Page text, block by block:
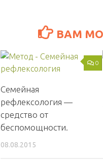
ВАМ
0
Семейная
рефлексология —
средство от
беспомощности.
08.08.2015